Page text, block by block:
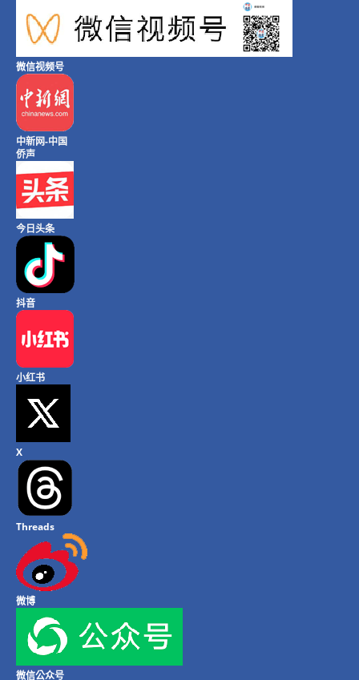
微信视频号
中新网-中国
侨声
今日头条
抖音
小红书
X
Threads
微博
微信公众号